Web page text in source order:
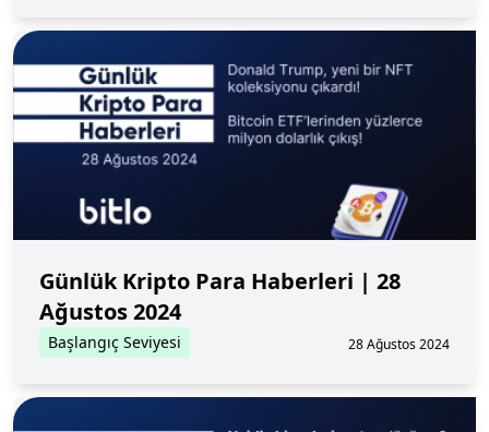
Günlük Kripto Para Haberleri | 28
Ağustos 2024
Başlangıç Seviyesi 28 Ağustos 2024